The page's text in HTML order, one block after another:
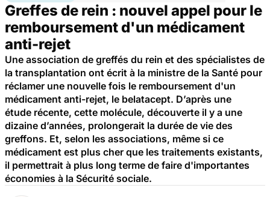
Greffes de rein : nouvel appel pour le
remboursement d'un médicament
anti-rejet
Une association de greffés du rein et des spécialistes de
la transplantation ont écrit à la ministre de la Santé pour
réclamer une nouvelle fois le remboursement d'un
médicament anti-rejet, le belatacept. D’après une
étude récente, cette molécule, découverte il y a une
dizaine d’années, prolongerait la durée de vie des
greffons. Et, selon les associations, même si ce
médicament est plus cher que les traitements existants,
il permettrait à plus long terme de faire d'importantes
économies à la Sécurité sociale.